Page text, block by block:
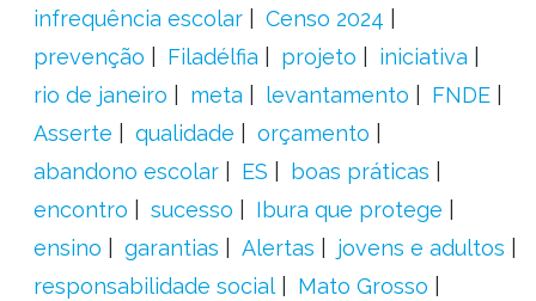
infrequência escolar
Censo 2024
prevenção
Filadélfia projeto
iniciativa
rio de janeiro
meta levantamento
FNDE
Asserte
qualidade
orçamento
abandono escolar
ES
boas práticas
encontro
sucesso
Ibura que protege
ensino
garantias Alertas
jovens e adultos
responsabilidade social
Mato Grosso